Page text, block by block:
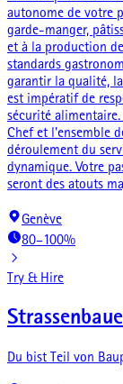
autonome de votre
garde-manger,
et à la production
standards
garantir la qualité,
est impératif de
sécurité
Chef et l'ensemble
déroulement du
dynamique. Votre
seront des atouts
Genève
80–100%
Try & Hire
Du bist Teil von